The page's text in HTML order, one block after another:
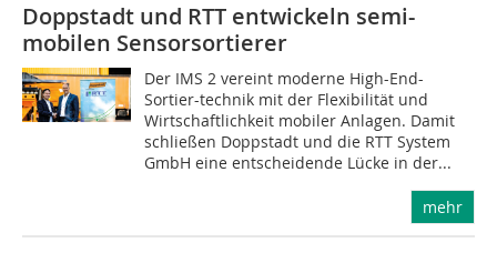
Doppstadt und RTT entwickeln semi-
mobilen Sensorsortierer
Der IMS 2 vereint moderne High-End-
Sortier-technik mit der Flexibilität und
Wirtschaftlichkeit mobiler Anlagen. Damit
schließen Doppstadt und die RTT System
GmbH eine entscheidende Lücke in der...
mehr